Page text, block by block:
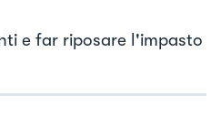
e far riposare l'impasto